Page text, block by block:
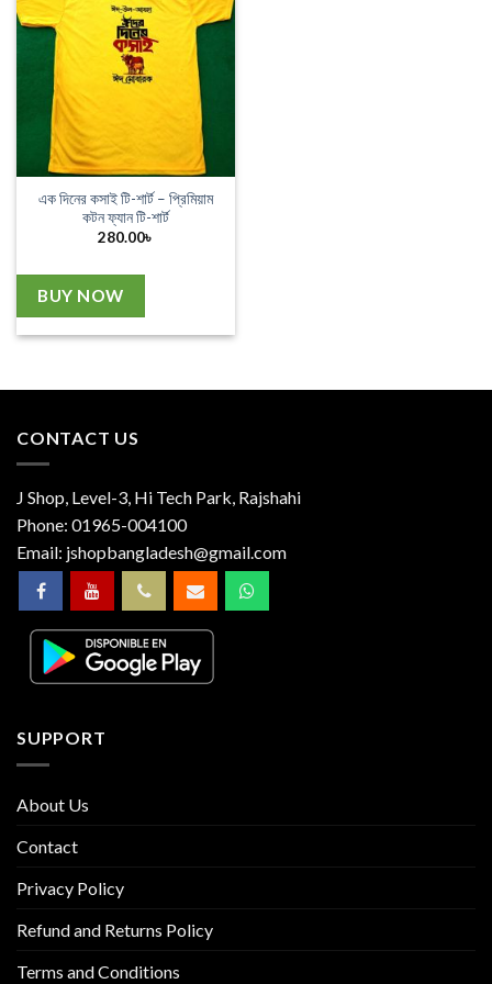
এক দিনের কসাই টি-শার্ট – প্রিমিয়াম
কটন ফ্যান টি-শার্ট
280.00৳
BUY NOW
CONTACT US
J Shop, Level-3, Hi Tech Park, Rajshahi
Phone: 01965-004100
Email: jshopbangladesh@gmail.com
SUPPORT
About Us
Contact
Privacy Policy
Refund and Returns Policy
Terms and Conditions